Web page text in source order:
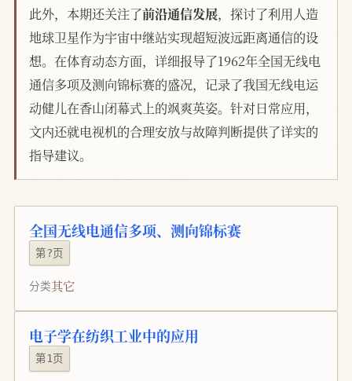
此外，本期还关注了前沿通信发展，探讨了利用人造
地球卫星作为宇宙中继站实现超短波远距离通信的设
想。在体育动态方面，详细报导了1962年全国无线电
通信多项及测向锦标赛的盛况，记录了我国无线电运
动健儿在香山闭幕式上的飒爽英姿。针对日常应用，
文内还就电视机的合理安放与故障判断提供了详实的
指导建议。
全国无线电通信多项、测向锦标赛
第?页
分类其它
电子学在纺织工业中的应用
第1页